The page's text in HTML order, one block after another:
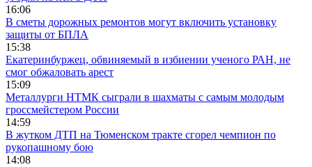
16:06
В сметы дорожных ремонтов могут включить установку
защиты от БПЛА
15:38
Екатеринбуржец, обвиняемый в избиении ученого РАН, не
смог обжаловать арест
15:09
Металлурги НТМК сыграли в шахматы с самым молодым
гроссмейстером России
14:59
В жутком ДТП на Тюменском тракте сгорел чемпион по
рукопашному бою
14:08